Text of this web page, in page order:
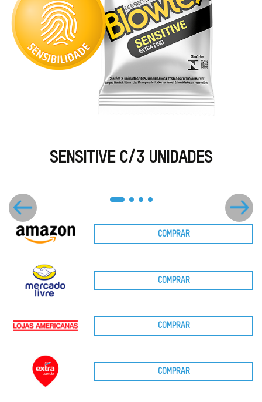
SENSITIVE C/3 UNIDADES
COMPRAR
COMPRAR
COMPRAR
COMPRAR